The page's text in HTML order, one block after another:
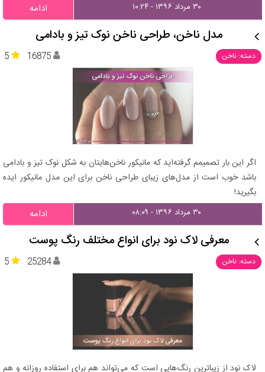
۳۰ مرداد ۱۳۹۶ - ۱۰:۲۴ ادامه
مدل ناخن، طراحی ناخن نوک تیز و بادامی
دسته: ناخن 5 16875
اگر این بار تصمیمم گرفته‌اید که مانیکور ناخن‌هایتان به شکل نوک تیز و بادامی
باشد خوب است از مدل‌های زیبای طراحی ناخن برای این مدل مانیکور ایده
بگیرید!
۳۰ مرداد ۱۳۹۶ - ۰۸:۰۹ ادامه
معرفی لاک نود برای انواع مختلف رنگ پوست
دسته: ناخن 5 25284
لاک نود از زیباترین رنگ‌هایی است که می‌تواند هم برای استفاده روزانه و هم